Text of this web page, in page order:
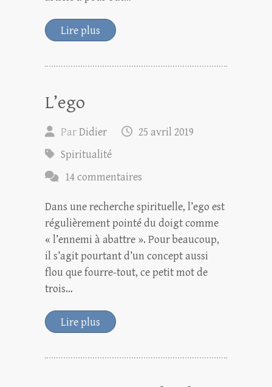
Lire plus
L’ego
ParDidier
25 avril 2019
Spiritualité
14 commentaires
Dans une recherche spirituelle, l’ego est
régulièrement pointé du doigt comme
« l’ennemi à abattre ». Pour beaucoup,
il s’agit pourtant d’un concept aussi
flou que fourre-tout, ce petit mot de
trois…
Lire plus